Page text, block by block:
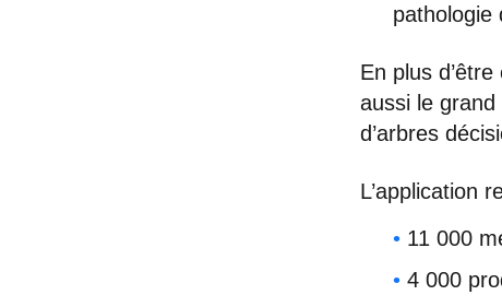
pathologie
En plus
aussi le
d’arbres
L’application
11 000
4 000